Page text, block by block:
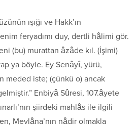
ışığı ve Hakk’ın
feryadımı duy, dertli hâlimi gör.
(bu) murattan âzâde kıl. (İşimi)
ya böyle. Ey Senâyî, yürü,
meded iste; (çünkü o) ancak
Enbiyâ Sûresi, 107.âyete
şiirdeki mahlâs ile ilgili
Mevlâna’nın nâdir olmakla